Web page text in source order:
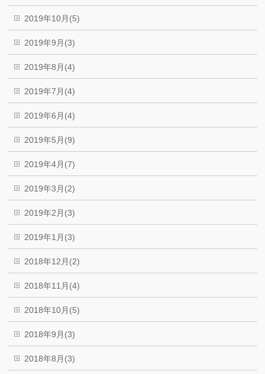
2019年10月(5)
2019年9月(3)
2019年8月(4)
2019年7月(4)
2019年6月(4)
2019年5月(9)
2019年4月(7)
2019年3月(2)
2019年2月(3)
2019年1月(3)
2018年12月(2)
2018年11月(4)
2018年10月(5)
2018年9月(3)
2018年8月(3)